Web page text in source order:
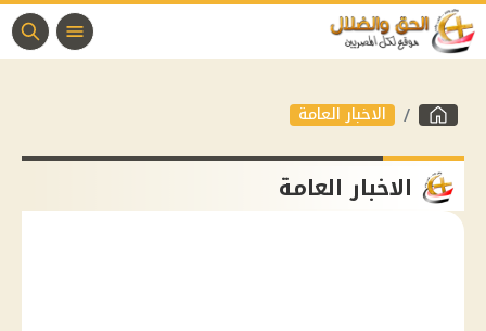
الاخبار العامة
الاخبار العامة